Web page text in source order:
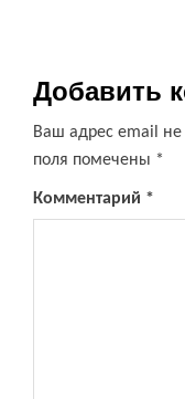
Добавить
Ваш адрес email не
поля помечены *
Комментарий *